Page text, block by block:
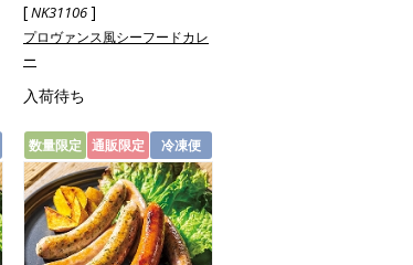
[NK31106]
プロヴァンス風シーフードカレ
ー
入荷待ち
数量限定 通販限定 冷凍便